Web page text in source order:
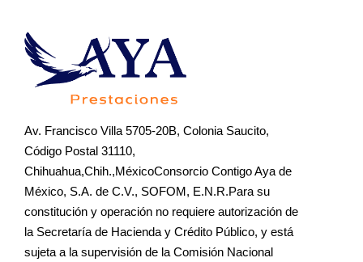
Av. Francisco Villa 5705-20B, Colonia Saucito,
Código Postal 31110,
Chihuahua,Chih.,MéxicoConsorcio Contigo Aya de
México, S.A. de C.V., SOFOM, E.N.R.Para su
constitución y operación no requiere autorización de
la Secretaría de Hacienda y Crédito Público, y está
sujeta a la supervisión de la Comisión Nacional